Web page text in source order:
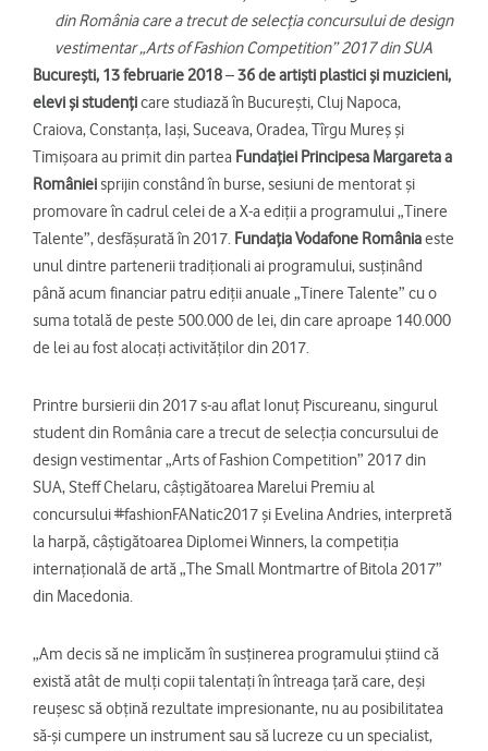
din România care a trecut de selecția concursului de design
vestimentar„Arts of Fashion Competition” 2017 din SUA
București, 13 februarie 2018–36 de artişti plastici şi muzicieni,
elevi şi studențicare studiază în București, Cluj Napoca,
Craiova, Constanța, Iași, Suceava, Oradea, Tîrgu Mureș și
Timișoara au primit din partea Fundației Principesa Margareta a
României sprijin constând în burse, sesiuni de mentorat şi
promovare în cadrul celei de a X-a ediții a programului „Tinere
Talente”, desfășurată în 2017. Fundația Vodafone Româniaeste
unul dintre partenerii tradiționali ai programului, susținând
până acum financiar patru ediții anuale „Tinere Talente” cu o
suma totală de peste 500.000 de lei, din care aproape 140.000
de lei au fost alocați activităților din 2017.
Printre bursierii din 2017 s-au aflat Ionuţ Piscureanu, singurul
student din România care a trecut de selecția concursului de
design vestimentar „Arts of Fashion Competition” 2017 din
SUA, Steff Chelaru, câştigătoarea Marelui Premiu al
concursului #fashionFANatic2017 și Evelina Andries, interpretă
la harpă, câștigătoarea Diplomei Winners, la competiția
internațională de artă „The Small Montmartre of Bitola 2017”
din Macedonia.
„Am decis să ne implicăm în susținerea programului știind că
există atât de mulți copii talentați în întreaga țară care, deși
reușesc să obțină rezultate impresionante, nu au posibilitatea
să-și cumpere un instrument sau să lucreze cu un specialist,